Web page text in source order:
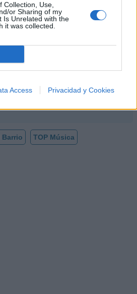
Collection, Use,
or Sharing of my
Is Unrelated with the
it was collected.
Access Privacidad y Cookies
al Barrio
al Barrio?
Barrio TOP Música